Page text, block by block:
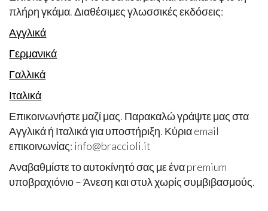
πλήρη γκάμα. Διαθέσιμες γλωσσικές εκδόσεις:
Αγγλικά
Γερμανικά
Γαλλικά
Ιταλικά
Επικοινωνήστε μαζί μας. Παρακαλώ γράψτε μας στα
Αγγλικά ή Ιταλικά για υποστήριξη. Κύρια email
επικοινωνίας: info@braccioli.it
Αναβαθμίστε το αυτοκίνητό σας με ένα premium
υποβραχιόνιο – Άνεση και στυλ χωρίς συμβιβασμούς.